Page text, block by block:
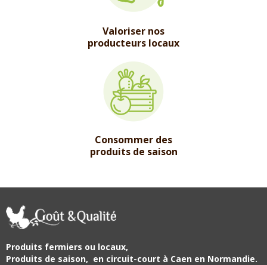
Valoriser nos
producteurs locaux
Consommer des
produits de saison
Produits fermiers ou locaux,
Produits de saison, en circuit-court à Caen en Normandie.